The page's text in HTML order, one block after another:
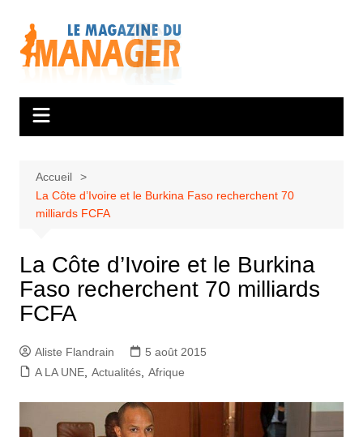
contenu
Accueil
La Côte d’Ivoire et le Burkina Faso recherchent 70
milliards FCFA
La Côte d’Ivoire et le Burkina
Faso recherchent 70 milliards
FCFA
Aliste Flandrain
5 août 2015
A LA UNE, Actualités, Afrique